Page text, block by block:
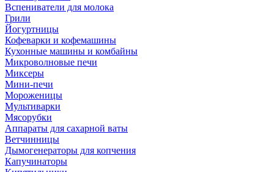
Вспениватели для молока
Грили
Йогуртницы
Кофеварки и кофемашины
Кухонные машины и комбайны
Микроволновые печи
Миксеры
Мини-печи
Мороженицы
Мультиварки
Мясорубки
Аппараты для сахарной ваты
Ветчинницы
Дымогенераторы для копчения
Капучинаторы